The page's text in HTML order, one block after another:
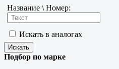
Название \ Номер:
Искать в аналогах
Подбор по марке